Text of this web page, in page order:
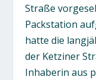
Straße
Packstation
hatte die
der Ketziner
Inhaberin aus